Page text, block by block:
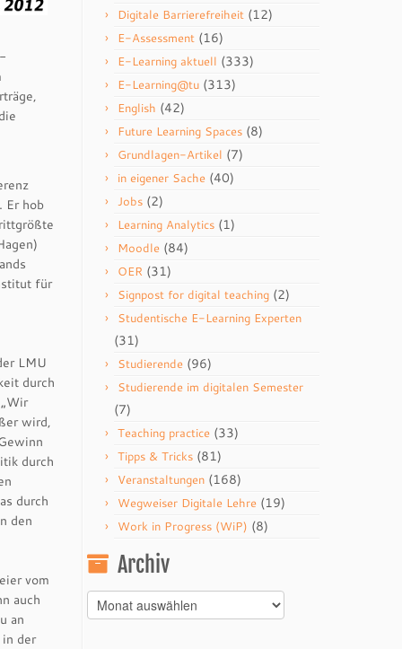
Er hob
für
LMU
durch
wird,
durch
durch
den
vom
auch
an
der
Digitale Barrierefreiheit (12)
E-Assessment (16)
E-Learning aktuell (333)
E-Learning@tu (313)
English (42)
Future Learning Spaces (8)
Grundlagen-Artikel (7)
in eigener Sache (40)
Jobs (2)
Learning Analytics (1)
Moodle (84)
OER (31)
Signpost for digital teaching (2)
Studentische E-Learning Experten
(31)
Studierende (96)
Studierende im digitalen Semester
(7)
Teaching practice (33)
Tipps & Tricks (81)
Veranstaltungen (168)
Wegweiser Digitale Lehre (19)
Work in Progress (WiP) (8)
Archiv
Archiv